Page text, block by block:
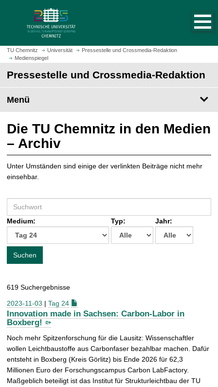
m
H
t
s
i
e
a
u
f
r
u
f
e
TU Chemnitz Universität
Pressestelle und Crossmedia-Redaktion
Medienspiegel
Pressestelle und Crossmedia-Redaktion
Menü
Die TU Chemnitz in den Medien
– Archiv
Unter Umständen sind einige der verlinkten Beiträge nicht mehr
einsehbar.
u
c
e
h
:
Medium: Typ: Jahr:
Suchen
619 Suchergebnisse
2023-11-03 | Tag 24
Innovation made in Sachsen: Carbon-Labor in
Boxberg!
Noch mehr Spitzenforschung für die Lausitz: Wissenschaftler
wollen Leichtbaustoffe aus Carbonfaser bezahlbar machen. Dafür
entsteht in Boxberg (Kreis Görlitz) bis Ende 2026 für 62,3
Millionen Euro der Forschungscampus Carbon LabFactory.
Maßgeblich beteiligt ist das Institut für Strukturleichtbau der TU